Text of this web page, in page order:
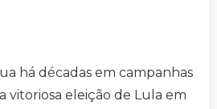
há décadas em campanhas
vitoriosa eleição de Lula em